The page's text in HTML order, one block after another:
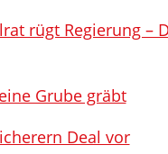
rügt Regierung –
Grube gräbt
Deal vor